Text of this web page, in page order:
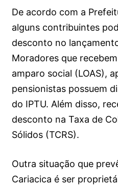
De acordo com a
alguns contribuintes
desconto no
Moradores que
amparo social (LOAS),
pensionistas possuem
do IPTU. Além disso,
desconto na Taxa de
Sólidos (TCRS).
Outra situação que
Cariacica é ser